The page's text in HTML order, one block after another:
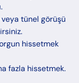
tünel görüşü
hissetmek
fazla hissetmek.